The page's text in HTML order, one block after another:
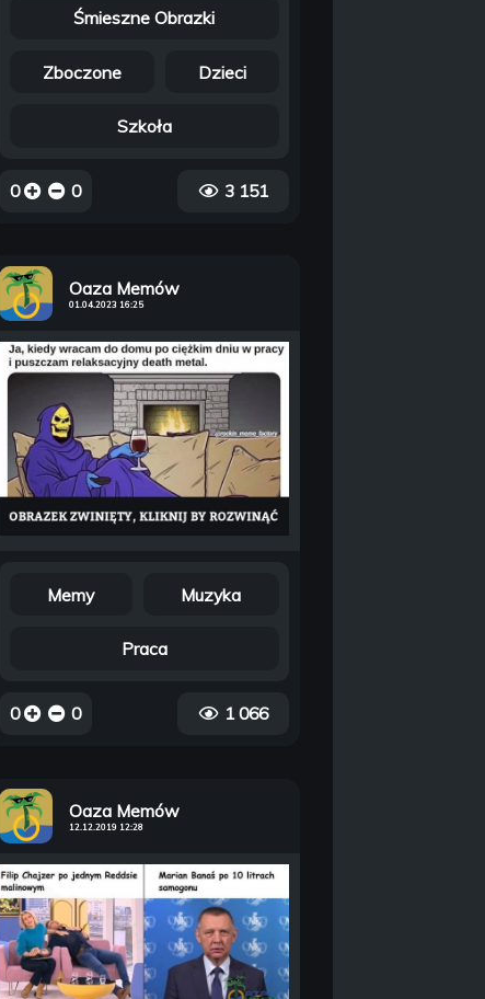
Śmieszne Obrazki
Zboczone Dzieci
Szkoła
0 0 3 151
Oaza Memów
01.04.2023 16:25
Memy Muzyka
Praca
0 0 1 066
Oaza Memów
12.12.2019 12:28